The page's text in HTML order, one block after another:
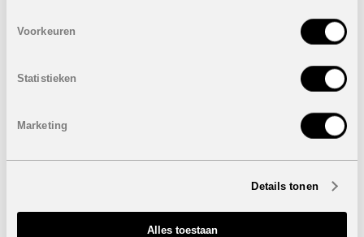
Voorkeuren
Statistieken
Marketing
Details tonen
Alles toestaan
Bebouwde oppervlakte: van 101 m² tot 106 m²
Prijzen van
STUUR NAAR EEN VRIEND